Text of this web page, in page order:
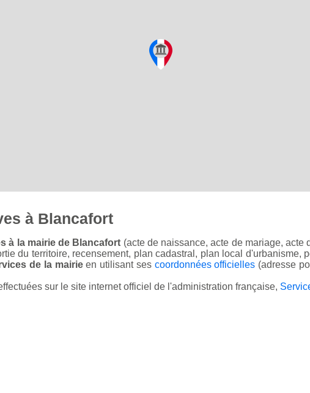
à Blancafort
à la mairie de Blancafort (acte de naissance, acte de mariage,
du territoire, recensement, plan cadastral, plan local d'urbanisme,
de la mairieen utilisant ses coordonnées officielles (adresse
sur le site internet officiel de l'administration française,